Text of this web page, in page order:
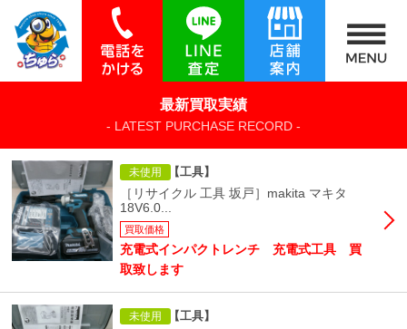
最新買取実績
- LATEST PURCHASE RECORD -
未使用 【工具】
［リサイクル 工具 坂戸］makita マキタ
18V6.0...
買取価格
充電式インパクトレンチ 充電式工具 買
取致します
未使用 【工具】